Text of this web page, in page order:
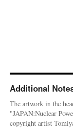
Additional
The artwork in the
"JAPAN:Nuclear
copyright artist